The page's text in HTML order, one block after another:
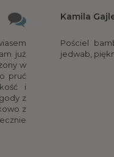
już
w
pruć
i
z
z
Kamila
Pościel
jedwab,